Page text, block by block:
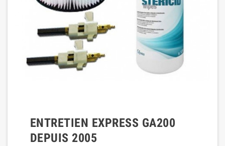
ENTRETIEN EXPRESS GA200
DEPUIS 2005